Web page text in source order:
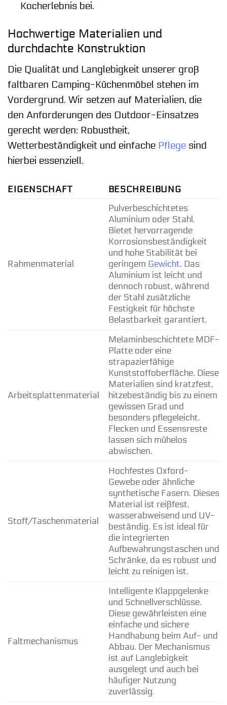
Kocherlebnis bei.
Hochwertige Materialien und
durchdachte Konstruktion
Die Qualität und Langlebigkeit unserer groß
faltbaren Camping-Küchenmöbel stehen im
Vordergrund. Wir setzen auf Materialien, die
den Anforderungen des Outdoor-Einsatzes
gerecht werden: Robustheit,
Wetterbeständigkeit und einfache Pflege sind
hierbei essenziell.
EIGENSCHAFT BESCHREIBUNG
Rahmenmaterial
Pulverbeschichtetes
Aluminium oder Stahl.
Bietet hervorragende
Korrosionsbeständigkeit
und hohe Stabilität bei
geringem Gewicht. Das
Aluminium ist leicht und
dennoch robust, während
der Stahl zusätzliche
Festigkeit für höchste
Belastbarkeit garantiert.
Arbeitsplattenmaterial
Melaminbeschichtete MDF-
Platte oder eine
strapazierfähige
Kunststoffoberfläche. Diese
Materialien sind kratzfest,
hitzebeständig bis zu einem
gewissen Grad und
besonders pflegeleicht.
Flecken und Essensreste
lassen sich mühelos
abwischen.
Stoff/Taschenmaterial
Hochfestes Oxford-
Gewebe oder ähnliche
synthetische Fasern. Dieses
Material ist reißfest,
wasserabweisend und UV-
beständig. Es ist ideal für
die integrierten
Aufbewahrungstaschen und
Schränke, da es robust und
leicht zu reinigen ist.
Faltmechanismus
Intelligente Klappgelenke
und Schnellverschlüsse.
Diese gewährleisten eine
einfache und sichere
Handhabung beim Auf- und
Abbau. Der Mechanismus
ist auf Langlebigkeit
ausgelegt und auch bei
häufiger Nutzung
zuverlässig.